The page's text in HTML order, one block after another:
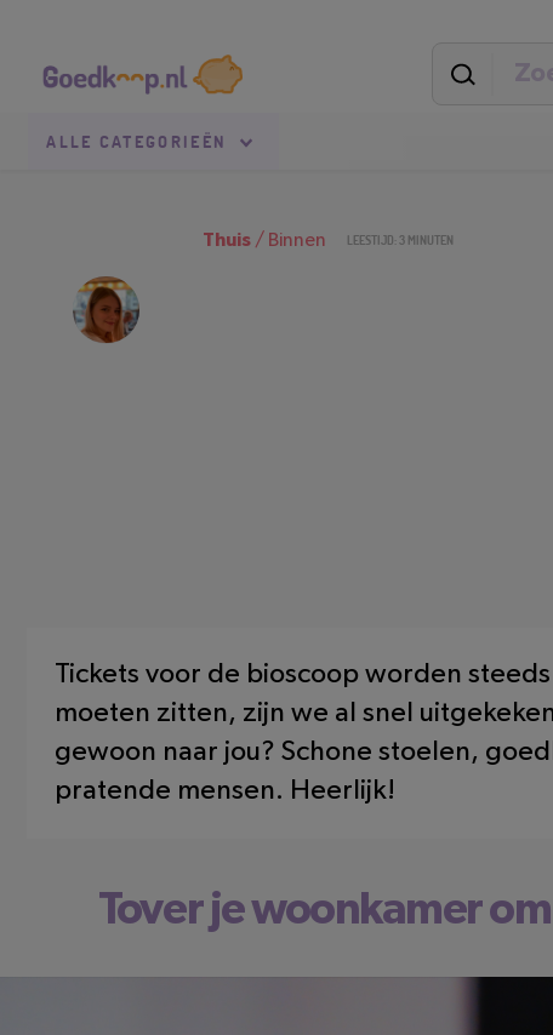
inhoud
ALLE CATEGORIEËN
Thuis/ Binnen LEESTIJD: 3 MINUTEN
Tickets voor de bioscoop worden
moeten zitten, zijn we al snel
gewoon naar jou? Schone stoelen,
pratende mensen. Heerlijk!
Tover je woonkamer